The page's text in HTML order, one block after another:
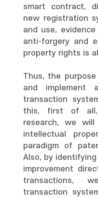
smart contract,
new registration
and use,
anti-forgery and
property rights is
Thus, the
and
transaction
this, first of all,
research, we
intellectual
paradigm of
Also, by
improvement
transactions,
transaction